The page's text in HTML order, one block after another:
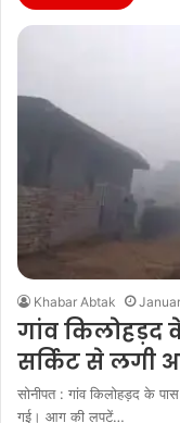
Khabar Abtak
गांव किलोहड़द
सर्किट से लगी
सोनीपत : गांव किलोहड़द के
गई। आग की लपटें…